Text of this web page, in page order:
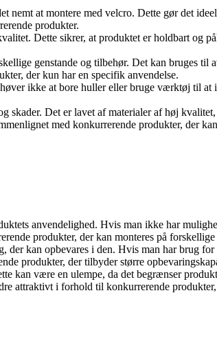
at montere med velcro. Dette gør det
produkter.
Dette sikrer, at produktet er holdbart og
genstande og tilbehør. Det kan bruges
der kun har en specifik anvendelse.
ikke at bore huller eller bruge værktøj til at
Det er lavet af materialer af høj
med konkurrerende produkter, der
anvendelighed. Hvis man ikke har
produkter, der kan monteres på forskellige
kan opbevares i den. Hvis man har brug
produkter, der tilbyder større
kan være en ulempe, da det begrænser
attraktivt i forhold til konkurrerende